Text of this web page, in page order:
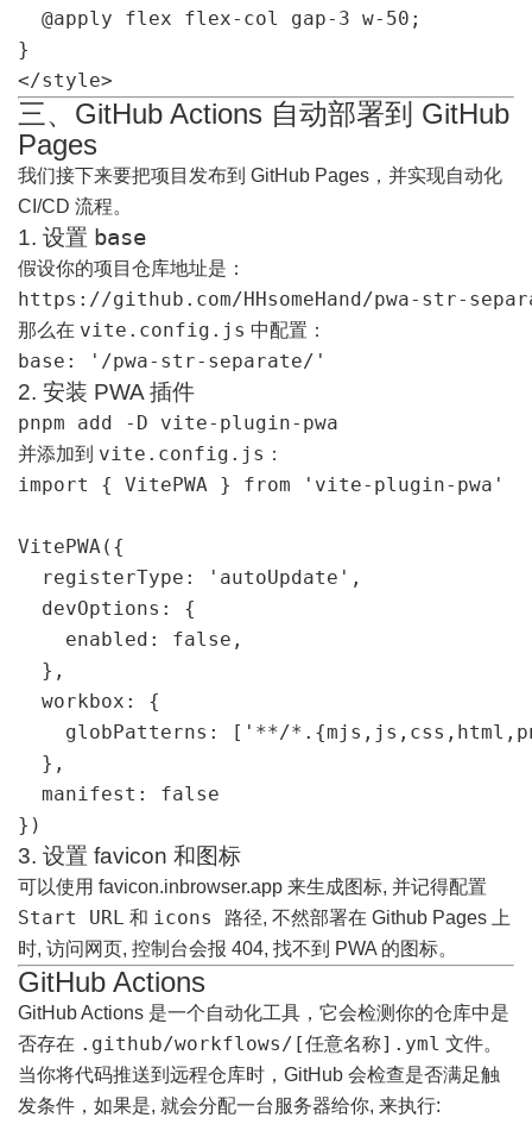
  @apply flex flex-col gap-3 w-50;
}
</style>
三、GitHub Actions 自动部署到 GitHub
Pages
我们接下来要把项目发布到 GitHub Pages，并实现自动化
CI/CD 流程。
1. 设置 base
假设你的项目仓库地址是：
https://github.com/HHsomeHand/pwa-str-
那么在 vite.config.js 中配置：
base: '/pwa-str-separate/'
2. 安装 PWA 插件
pnpm add -D vite-plugin-pwa
并添加到 vite.config.js ：
import { VitePWA } from 'vite-plugin-pwa'
VitePWA({
  registerType: 'autoUpdate',
  devOptions: {
    enabled: false,
  },
  workbox: {
globPatterns: ['**/
  },
  manifest: false
})
3. 设置 favicon 和图标
可以使用 favicon.inbrowser.app 来生成图标, 并记得配置
Start URL 和 icons 路径, 不然部署在 Github Pages 上
时, 访问网页, 控制台会报 404, 找不到 PWA 的图标。
GitHub Actions
GitHub Actions 是一个自动化工具，它会检测你的仓库中是
否存在 .github/workflows/[任意名称].yml 文件。
当你将代码推送到远程仓库时，GitHub 会检查是否满足触
发条件，如果是, 就会分配一台服务器给你, 来执行: